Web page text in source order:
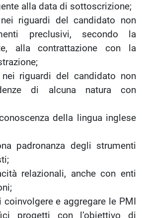
alla data di sottoscrizione;
del candidato non
preclusivi, secondo la
alla contrattazione con la
del candidato non
di alcuna natura con
della lingua inglese
degli strumenti
anche con enti
e aggregare le PMI
progetti con l’obiettivo di